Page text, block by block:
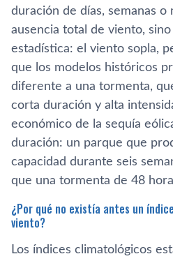
duración de días, semanas o
ausencia total de viento, sino
estadística: el viento sopla,
que los modelos históricos
diferente a una tormenta,
corta duración y alta
económico de la sequía
duración: un parque que
capacidad durante seis
que una tormenta de 48
¿Por qué no existía antes un
viento?
Los índices climatológicos